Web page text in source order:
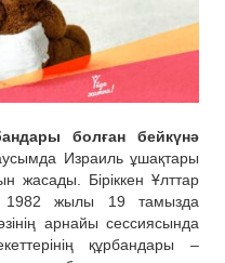
болған бейкүнә
Израиль ұшақтары
жасады. Біріккен Ұлттар
1982 жылы 19 тамызда
арнайы сессиясында
құрбандары –